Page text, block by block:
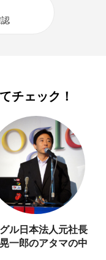
チェック！
ル日本法人元社長
一郎のアタマの中